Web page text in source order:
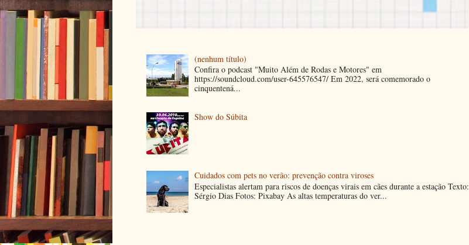
(nenhum título)
Confira o podcast "Muito Além de Rodas e Motores" em
https://soundcloud.com/user-645576547/ Em 2022, será comemorado o
cinquentená...
Show do Súbita
Cuidados com pets no verão: prevenção contra viroses
Especialistas alertam para riscos de doenças virais em cães durante a estação Texto:
Sérgio Dias Fotos: Pixabay As altas temperaturas do ver...